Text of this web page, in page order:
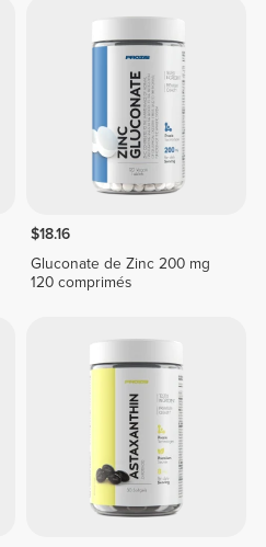
$18.16
Gluconate de Zinc 200 mg
120 comprimés